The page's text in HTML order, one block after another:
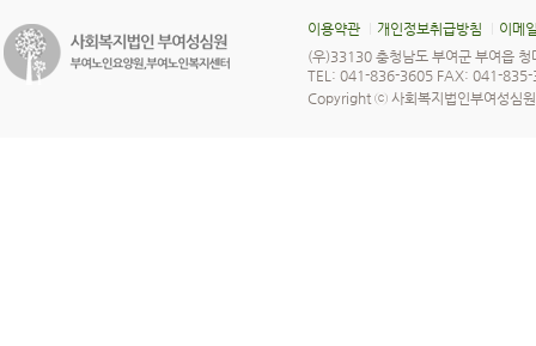
이용약관 개인정보취급방침
이메
(우)33130 충청남도 부여군 부여읍
TEL: 041-836-3605 FAX: 041-
Copyright ⓒ 사회복지법인부여성심